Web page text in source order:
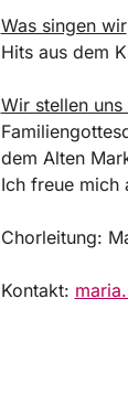
Was singen wir
Hits aus dem
Wir stellen
dem Alten
Ich freue mich
Chorleitung:
Kontakt: